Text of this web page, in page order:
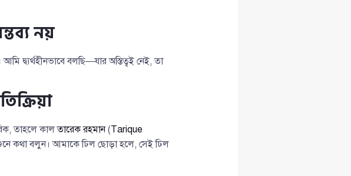
নয়
দ্ব্যর্থহীনভাবে বলছি—যার অস্তিত্বই নেই, তা
তাহলে কালতারেক রহমান(Tarique
কথা বলুন। আমাকে ঢিল ছোড়া হলে, সেই ঢিল